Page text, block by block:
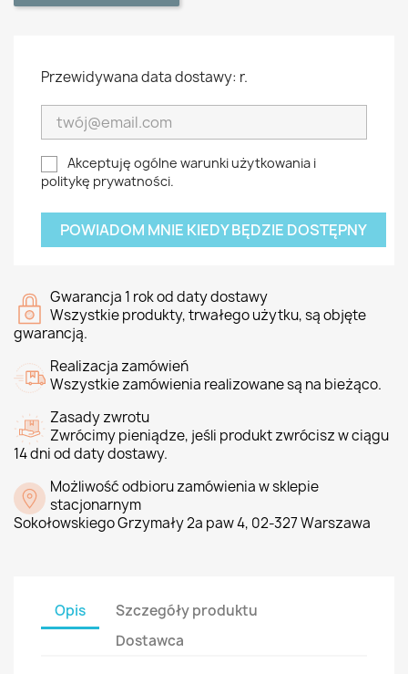
Przewidywana data dostawy: r.
Akceptuję ogólne warunki użytkowania i
politykę prywatności.
POWIADOM MNIE KIEDY BĘDZIE DOSTĘPNY
Gwarancja 1 rok od daty dostawy
Wszystkie produkty, trwałego użytku, są objęte
gwarancją.
Realizacja zamówień
Wszystkie zamówienia realizowane są na bieżąco.
Zasady zwrotu
Zwrócimy pieniądze, jeśli produkt zwrócisz w ciągu
14 dni od daty dostawy.
Możliwość odbioru zamówienia w sklepie
stacjonarnym
Sokołowskiego Grzymały 2a paw 4, 02-327 Warszawa
Opis
Szczegóły produktu
Dostawca